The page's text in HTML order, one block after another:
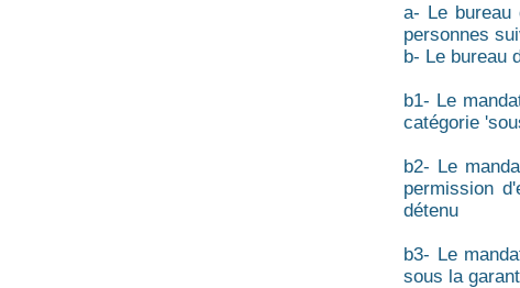
a- Le bureau
personnes
b- Le bureau
b1- Le
catégorie
b2- Le
permission
détenu
b3- Le
sous la